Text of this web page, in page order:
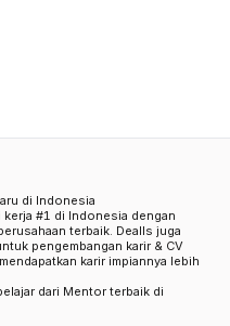
di Indonesia
#1 di Indonesia dengan
terbaik. Dealls juga
pengembangan karir & CV
karir impiannya lebih
dari Mentor terbaik di